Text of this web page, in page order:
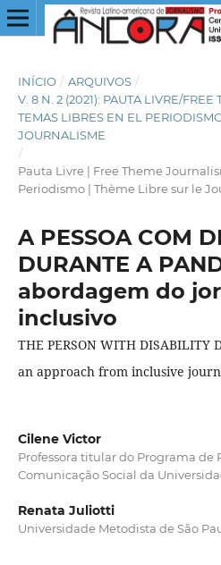
INÍCIO / ARQUIVOS /
V. 8 N. 2 (2021): PAUTA LIVRE/
TEMAS LIBRES EN EL
JOURNALISME
/
Pauta Livre | Free Theme
Periodismo | Thème Libre sur le
A PESSOA COM
DURANTE A
abordagem do
inclusivo
THE PERSON WITH DISABILITY
an approach from inclusive
Cilene Victor
Professora titular do Programa de
Comunicação Social da
Renata Juliotti
Universidade Metodista de São